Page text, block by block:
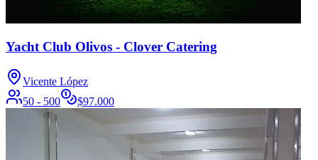
Yacht Club Olivos - Clover Catering
Vicente López
50 - 500
$97.000